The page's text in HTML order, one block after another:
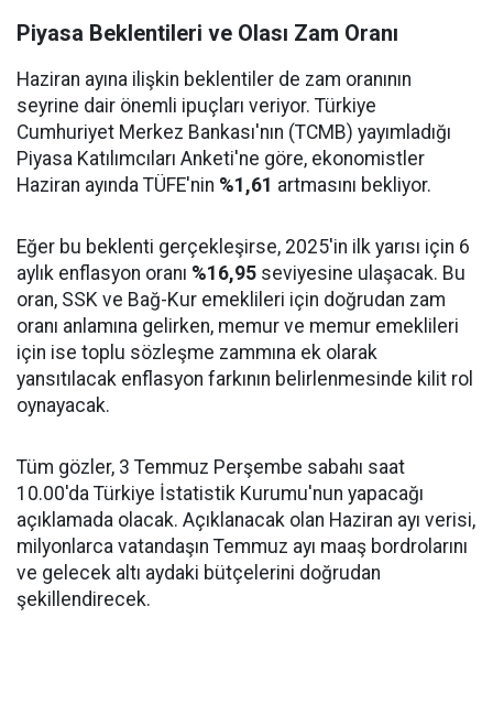
Piyasa Beklentileri ve Olası Zam Oranı
Haziran ayına ilişkin beklentiler de zam oranının
seyrine dair önemli ipuçları veriyor. Türkiye
Cumhuriyet Merkez Bankası'nın (TCMB) yayımladığı
Piyasa Katılımcıları Anketi'ne göre, ekonomistler
Haziran ayında TÜFE'nin %1,61 artmasını bekliyor.
Eğer bu beklenti gerçekleşirse, 2025'in ilk yarısı için 6
aylık enflasyon oranı %16,95 seviyesine ulaşacak. Bu
oran, SSK ve Bağ-Kur emeklileri için doğrudan zam
oranı anlamına gelirken, memur ve memur emeklileri
için ise toplu sözleşme zammına ek olarak
yansıtılacak enflasyon farkının belirlenmesinde kilit rol
oynayacak.
Tüm gözler, 3 Temmuz Perşembe sabahı saat
10.00'da Türkiye İstatistik Kurumu'nun yapacağı
açıklamada olacak. Açıklanacak olan Haziran ayı verisi,
milyonlarca vatandaşın Temmuz ayı maaş bordrolarını
ve gelecek altı aydaki bütçelerini doğrudan
şekillendirecek.